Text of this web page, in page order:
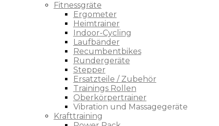
Fitnessgräte
Ergometer
Heimtrainer
Indoor-Cycling
Laufbänder
Recumbentbikes
Rundergeräte
Stepper
Ersatzteile / Zubehör
Trainings Rollen
Oberkörpertrainer
Vibration und Massagegeräte
Krafttraining